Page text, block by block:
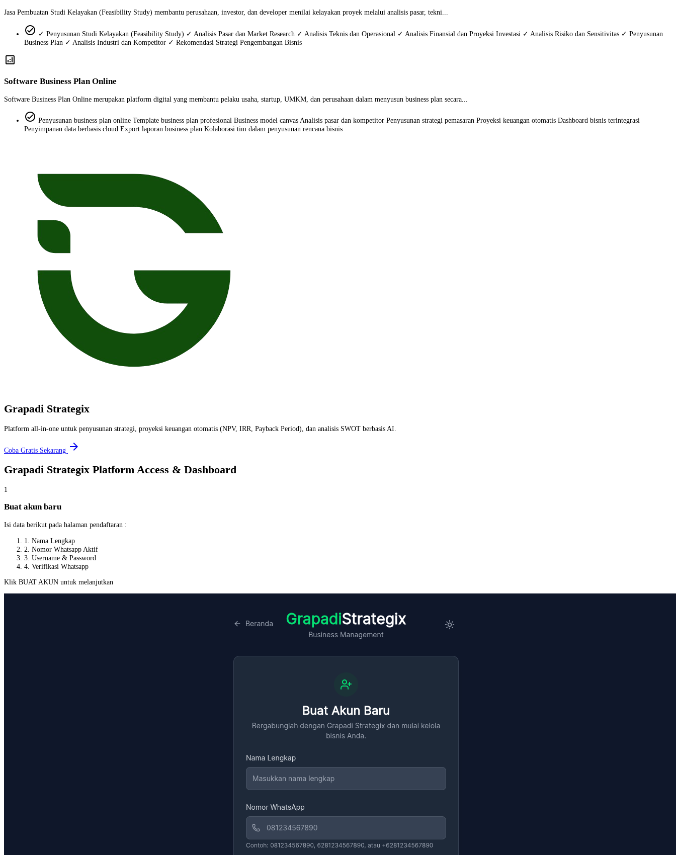
Jasa Pembuatan Studi Kelayakan (Feasibility Study) membantu perusahaan, investor, dan developer menilai kelayakan proyek melalui analisis pasar, tekni...
check_circle ✓ Penyusunan Studi Kelayakan (Feasibility Study) ✓ Analisis Pasar dan Market Research ✓ Analisis Teknis dan Operasional ✓ Analisis Finansial dan Proyeksi Investasi ✓ Analisis Risiko dan Sensitivitas ✓ Penyusunan
Business Plan ✓ Analisis Industri dan Kompetitor ✓ Rekomendasi Strategi Pengembangan Bisnis
analytics
Software Business Plan Online
Software Business Plan Online merupakan platform digital yang membantu pelaku usaha, startup, UMKM, dan perusahaan dalam menyusun business plan secara...
check_circle Penyusunan business plan online Template business plan profesional Business model canvas Analisis pasar dan kompetitor Penyusunan strategi pemasaran Proyeksi keuangan otomatis Dashboard bisnis terintegrasi
Penyimpanan data berbasis cloud Export laporan business plan Kolaborasi tim dalam penyusunan rencana bisnis
Grapadi Strategix
Platform all-in-one untuk penyusunan strategi, proyeksi keuangan otomatis (NPV, IRR, Payback Period), dan analisis SWOT berbasis AI.
Coba Gratis Sekarang arrow_forward
Grapadi Strategix Platform Access & Dashboard
1
Buat akun baru
Isi data berikut pada halaman pendaftaran :
1. Nama Lengkap
2. Nomor Whatsapp Aktif
3. Username & Password
4. Verifikasi Whatsapp
Klik BUAT AKUN untuk melanjutkan